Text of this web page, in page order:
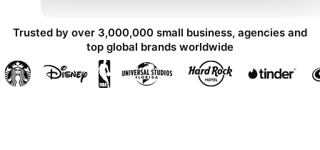
Trusted by over 3,000,000 small business, agencies and
top global brands worldwide